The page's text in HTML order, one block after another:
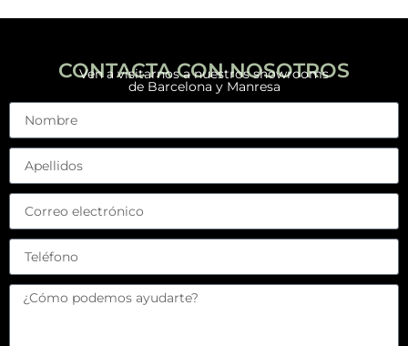
CONTACTA CON NOSOTROS
Ven a visitarnos a nuestros showrooms
de Barcelona y Manresa